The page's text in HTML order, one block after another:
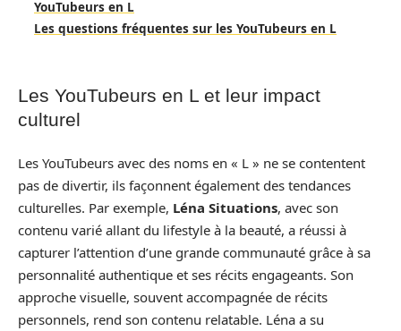
YouTubeurs en L
Les questions fréquentes sur les YouTubeurs en L
Les YouTubeurs en L et leur impact
culturel
Les YouTubeurs avec des noms en « L » ne se contentent
pas de divertir, ils façonnent également des tendances
culturelles. Par exemple, Léna Situations, avec son
contenu varié allant du lifestyle à la beauté, a réussi à
capturer l’attention d’une grande communauté grâce à sa
personnalité authentique et ses récits engageants. Son
approche visuelle, souvent accompagnée de récits
personnels, rend son contenu relatable. Léna a su